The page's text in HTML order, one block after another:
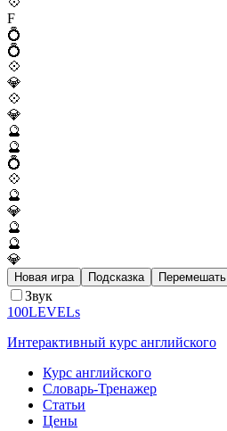
F
💍
💍
💠
💎
💠
💎
🔮
🔮
💍
💠
🔮
💎
🔮
🔮
💎
Новая игра Подсказка Перемешать
Звук
100LEVELs
Интерактивный курс английского
Курс английского
Словарь-Тренажер
Статьи
Цены